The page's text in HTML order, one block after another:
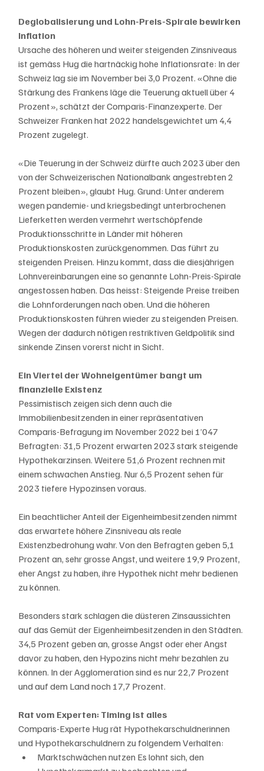
Deglobalisierung und Lohn-Preis-Spirale bewirken
Inflation
Ursache des höheren und weiter steigenden Zinsniveaus
ist gemäss Hug die hartnäckig hohe Inflationsrate: In der
Schweiz lag sie im November bei 3,0 Prozent. «Ohne die
Stärkung des Frankens läge die Teuerung aktuell über 4
Prozent», schätzt der Comparis-Finanzexperte. Der
Schweizer Franken hat 2022 handelsgewichtet um 4,4
Prozent zugelegt.
«Die Teuerung in der Schweiz dürfte auch 2023 über den
von der Schweizerischen Nationalbank angestrebten 2
Prozent bleiben», glaubt Hug. Grund: Unter anderem
wegen pandemie- und kriegsbedingt unterbrochenen
Lieferketten werden vermehrt wertschöpfende
Produktionsschritte in Länder mit höheren
Produktionskosten zurückgenommen. Das führt zu
steigenden Preisen. Hinzu kommt, dass die diesjährigen
Lohnvereinbarungen eine so genannte Lohn-Preis-Spirale
angestossen haben. Das heisst: Steigende Preise treiben
die Lohnforderungen nach oben. Und die höheren
Produktionskosten führen wieder zu steigenden Preisen.
Wegen der dadurch nötigen restriktiven Geldpolitik sind
sinkende Zinsen vorerst nicht in Sicht.
Ein Viertel der Wohneigentümer bangt um
finanzielle Existenz
Pessimistisch zeigen sich denn auch die
Immobilienbesitzenden in einer repräsentativen
Comparis-Befragung im November 2022 bei 1’047
Befragten: 31,5 Prozent erwarten 2023 stark steigende
Hypothekarzinsen. Weitere 51,6 Prozent rechnen mit
einem schwachen Anstieg. Nur 6,5 Prozent sehen für
2023 tiefere Hypozinsen voraus.
Ein beachtlicher Anteil der Eigenheimbesitzenden nimmt
das erwartete höhere Zinsniveau als reale
Existenzbedrohung wahr. Von den Befragten geben 5,1
Prozent an, sehr grosse Angst, und weitere 19,9 Prozent,
eher Angst zu haben, ihre Hypothek nicht mehr bedienen
zu können.
Besonders stark schlagen die düsteren Zinsaussichten
auf das Gemüt der Eigenheimbesitzenden in den Städten.
34,5 Prozent geben an, grosse Angst oder eher Angst
davor zu haben, den Hypozins nicht mehr bezahlen zu
können. In der Agglomeration sind es nur 22,7 Prozent
und auf dem Land noch 17,7 Prozent.
Rat vom Experten: Timing ist alles
Comparis-Experte Hug rät Hypothekarschuldnerinnen
und Hypothekarschuldnern zu folgendem Verhalten:
Marktschwächen nutzen Es lohnt sich, den